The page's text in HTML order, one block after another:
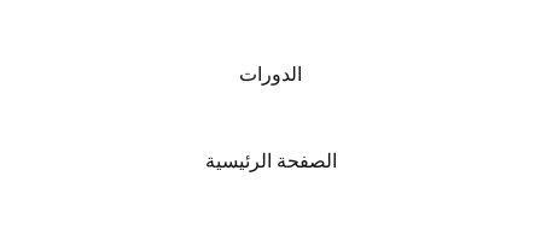
الدورات
الصفحة الرئيسية